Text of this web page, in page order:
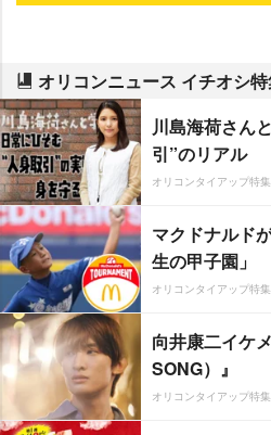
オリコンニュース イチオシ
川島海荷さん
引”のリアル
オリコンタイアップ特集
マクドナルド
生の甲子園」
オリコンタイアップ特集
向井康二イケ
SONG）』
オリコンタイアップ特集